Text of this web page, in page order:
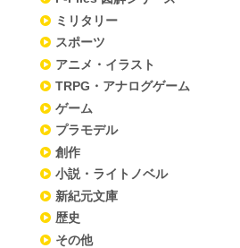
ミリタリー
スポーツ
アニメ・イラスト
TRPG・アナログゲーム
ゲーム
プラモデル
創作
小説・ライトノベル
新紀元文庫
歴史
その他